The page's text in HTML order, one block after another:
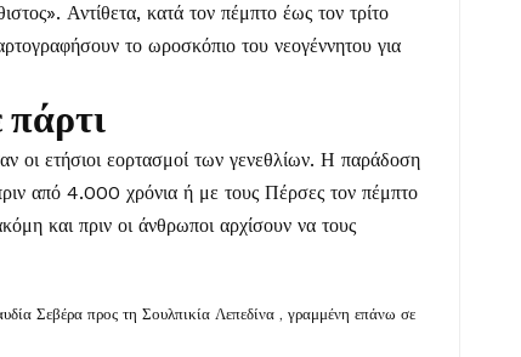
Αντίθετα, κατά τον πέμπτο έως τον τρίτο
το ωροσκόπιο του νεογέννητου για
οι ετήσιοι εορτασμοί των γενεθλίων. Η παράδοση
από 4.000 χρόνια ή με τους Πέρσες τον πέμπτο
και πριν οι άνθρωποι αρχίσουν να τους
Σεβέρα προς τη Σουλπικία Λεπεδίνα , γραμμένη επάνω σε